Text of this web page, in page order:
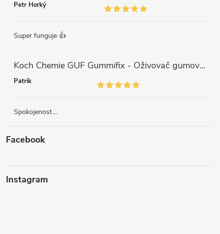
Petr Horký
Super funguje 👍
Koch Chemie GUF Gummifix - Oživovač gumových koberců (1000ml)
Patrik
Spokojenost....
Facebook
Instagram